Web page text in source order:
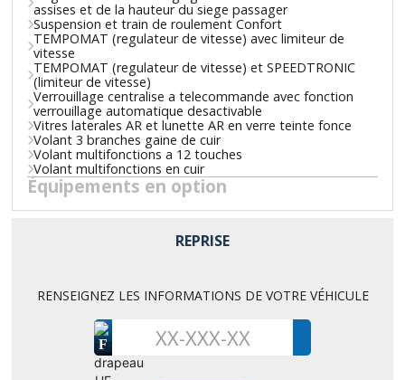
assises et de la hauteur du siege passager
Suspension et train de roulement Confort
TEMPOMAT (regulateur de vitesse) avec limiteur de
vitesse
TEMPOMAT (regulateur de vitesse) et SPEEDTRONIC
(limiteur de vitesse)
Verrouillage centralise a telecommande avec fonction
verrouillage automatique desactivable
Vitres laterales AR et lunette AR en verre teinte fonce
Volant 3 branches gaine de cuir
Volant multifonctions a 12 touches
Volant multifonctions en cuir
Équipements en option
REPRISE
RENSEIGNEZ LES INFORMATIONS DE VOTRE VÉHICULE
F